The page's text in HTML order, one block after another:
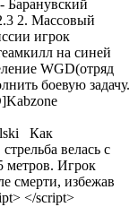
Баранувский
2. Массовый
игрок
на синей
WGD(отряд
боевую задачу.
Как
велась с
метров. Игрок
смерти, избежав
</script>